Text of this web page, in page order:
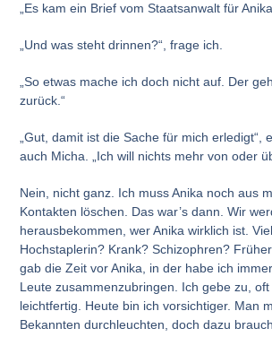
„Es kam ein Brief vom Staatsanwalt für
„Und was steht drinnen?“, frage ich.
„So etwas mache ich doch nicht auf. Der
zurück.“
„Gut, damit ist die Sache für mich erledigt“,
auch Micha. „Ich will nichts mehr von oder
Nein, nicht ganz. Ich muss Anika noch aus
Kontakten löschen. Das war’s dann. Wir
herausbekommen, wer Anika wirklich ist.
Hochstaplerin? Krank? Schizophren?
gab die Zeit vor Anika, in der habe ich
Leute zusammenzubringen. Ich gebe zu,
leichtfertig. Heute bin ich vorsichtiger. Man
Bekannten durchleuchten, doch dazu